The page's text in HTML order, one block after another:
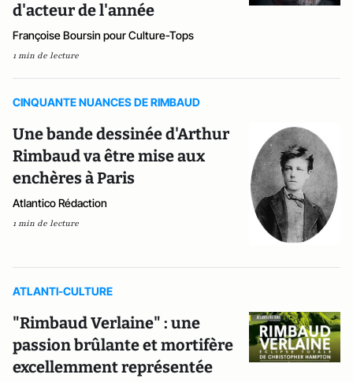
d'acteur de l'année
Françoise Boursin pour Culture-Tops
1 min de lecture
CINQUANTE NUANCES DE RIMBAUD
Une bande dessinée d'Arthur
Rimbaud va être mise aux
enchères à Paris
Atlantico Rédaction
1 min de lecture
ATLANTI-CULTURE
"Rimbaud Verlaine" : une
passion brûlante et mortifère
excellemment représentée